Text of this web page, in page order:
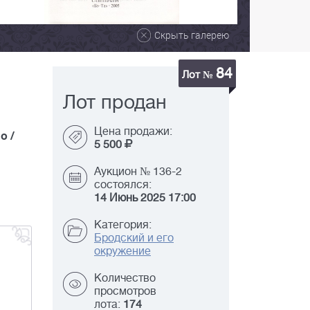
Скрыть галерею
/
Лот № 84
Лот продан
Цена продажи:
5 500
Аукцион № 136-2
состоялся:
14 Июнь 2025 17:00
Категория:
Бродский и его
окружение
Количество
просмотров
лота: 174